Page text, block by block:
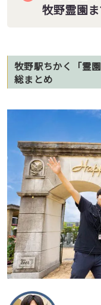
牧野霊園
牧野駅ちかく「霊
総まとめ